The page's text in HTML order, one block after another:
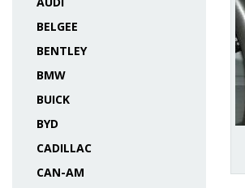
BELGEE
BENTLEY
BMW
BUICK
BYD
CADILLAC
CAN-AM